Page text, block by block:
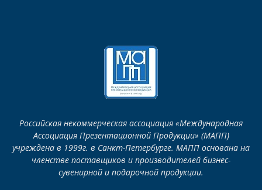
Российская некоммерческая ассоциация «Международная
Ассоциация Презентационной Продукции» (МАПП)
учреждена в 1999г. в Санкт-Петербурге. МАПП основана на
членстве поставщиков и производителей бизнес-
сувенирной и подарочной продукции.